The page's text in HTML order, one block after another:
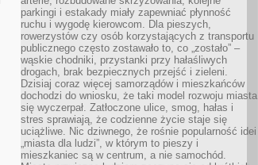
parkingi i estakady miały zapewniać płynność
ruchu i wygodę kierowcom. Dla pieszych,
rowerzystów czy osób korzystających z transportu
publicznego często zostawało to, co „zostało” –
wąskie chodniki, przystanki przy hałaśliwych
drogach, brak bezpiecznych przejść i zieleni.
Dzisiaj coraz więcej samorządów i mieszkańców
dochodzi do wniosku, że taki model rozwoju miasta
się wyczerpał. Zatłoczone ulice, smog, hałas i
stres sprawiają, że codzienne życie staje się
uciążliwe. Nic dziwnego, że rośnie popularność idei
„miasta dla ludzi”, w którym to pieszy i
mieszkaniec są w centrum, a nie samochód.